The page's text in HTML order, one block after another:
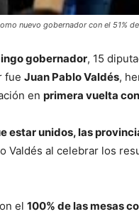
nuevo gobernador con el 51%
gobernador, 15
fue Juan Pablo Valdés,
en primera vuelta
estar unidos, las
Valdés al celebrar los
el 100% de las mesas